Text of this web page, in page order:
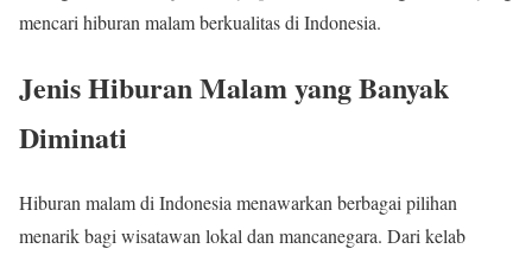
mencari hiburan malam berkualitas di Indonesia.
Jenis Hiburan Malam yang Banyak
Diminati
Hiburan malam di Indonesia menawarkan berbagai pilihan
menarik bagi wisatawan lokal dan mancanegara. Dari kelab